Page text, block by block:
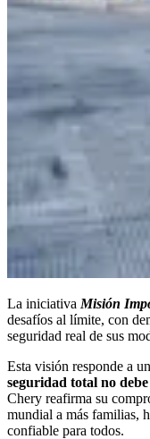
La iniciativa Misión
desafíos al límite, con
seguridad real de sus
Esta visión responde a
seguridad total no
Chery reafirma su
mundial a más familias,
confiable para todos.